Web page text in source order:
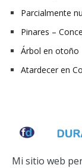
Parcialmente
Pinares –
Árbol en otoño
Atardecer en
Mi sitio web